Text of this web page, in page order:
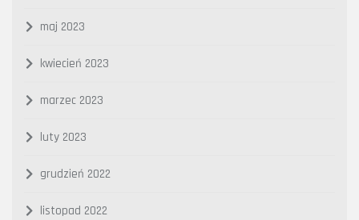
maj 2023
kwiecień 2023
marzec 2023
luty 2023
grudzień 2022
listopad 2022